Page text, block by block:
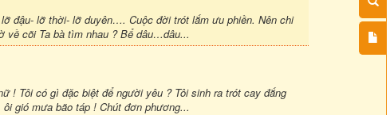
đậu- lỡ thời- lỡ duyên…. Cuộc đời trót lắm ưu phiền. Nên chi
về cõi Ta bà tìm nhau ? Bể dâu…dâu...
! Tôi có gì đặc biệt để người yêu ? Tôi sinh ra trót cay đắng
gió mưa bão táp ! Chút đơn phương...